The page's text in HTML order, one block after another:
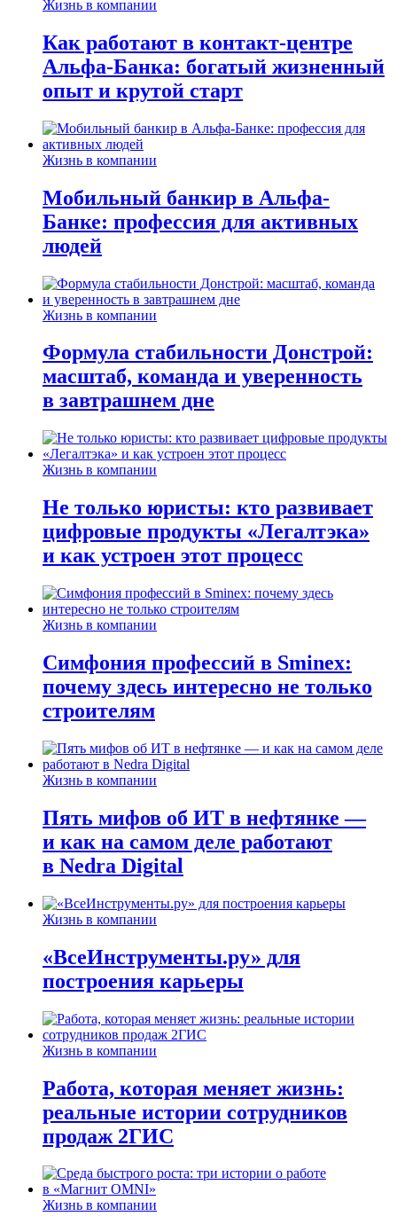
Жизнь в компании
Как работают в контакт-центре
Альфа-Банка: богатый жизненный
опыт и крутой старт
Жизнь в компании
Мобильный банкир в Альфа-
Банке: профессия для активных
людей
Жизнь в компании
Формула стабильности Донстрой:
масштаб, команда и уверенность
в завтрашнем дне
Жизнь в компании
Не только юристы: кто развивает
цифровые продукты «Легалтэка»
и как устроен этот процесс
Жизнь в компании
Симфония профессий в Sminex:
почему здесь интересно не только
строителям
Жизнь в компании
Пять мифов об ИТ в нефтянке —
и как на самом деле работают
в Nedra Digital
Жизнь в компании
«ВсеИнструменты.ру» для
построения карьеры
Жизнь в компании
Работа, которая меняет жизнь:
реальные истории сотрудников
продаж 2ГИС
Жизнь в компании